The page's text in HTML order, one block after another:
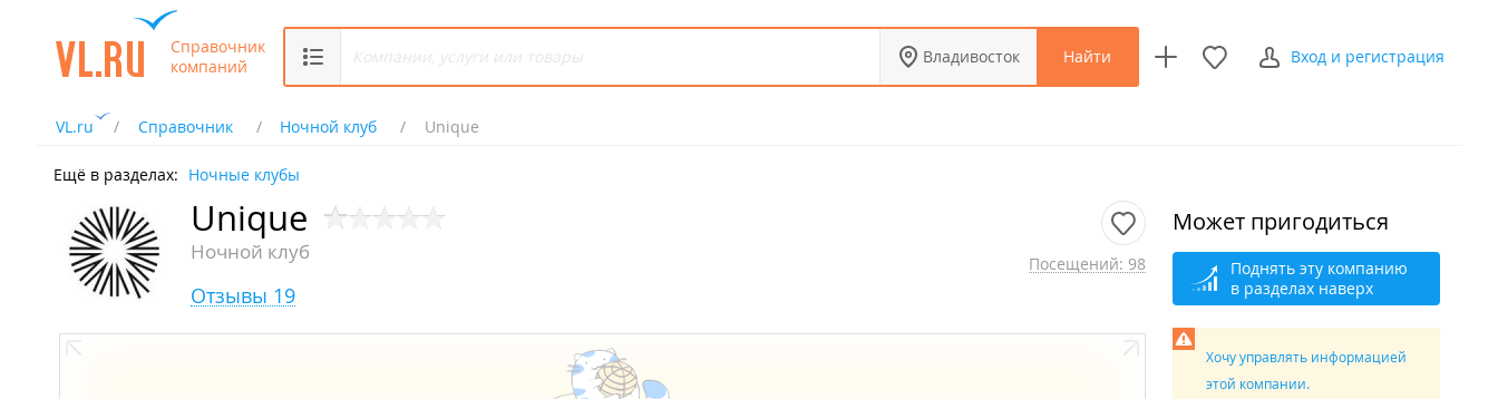
Справочник
компаний
Владивосток Найти Вход и регистрация
VL.ru Справочник Ночной клуб Unique
Ещё в разделах: Ночные клубы
Unique
Ночной клуб Посещений: 98
Отзывы 19
Может пригодиться
Поднять эту компанию
в разделах наверх
Хочу управлять информацией
этой компании.